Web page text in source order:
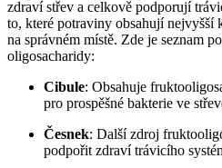
zdraví střev a celkově podporují
to, které potraviny obsahují nejvyšší
na správném místě. Zde je seznam
oligosacharidy:
Cibule: Obsahuje
pro prospěšné bakterie ve
Česnek: Další zdroj
podpořit zdraví trávicího